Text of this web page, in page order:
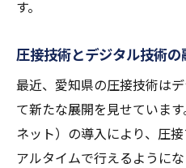
す。
圧接技術とデジタル技術
最近、愛知県の圧接技術は
て新たな展開を見せていま
ネット）の導入により、圧
アルタイムで行えるように